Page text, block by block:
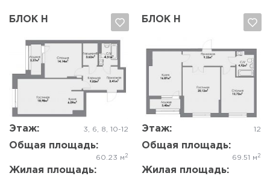
БЛОК Н
Этаж: 3, 6, 8, 10-12
Общая площадь:
60.23 м 2
Жилая площадь:
БЛОК Н
Этаж: 12
Общая площадь:
69.51 м 2
Жилая площадь:
Да, удалить Отмена